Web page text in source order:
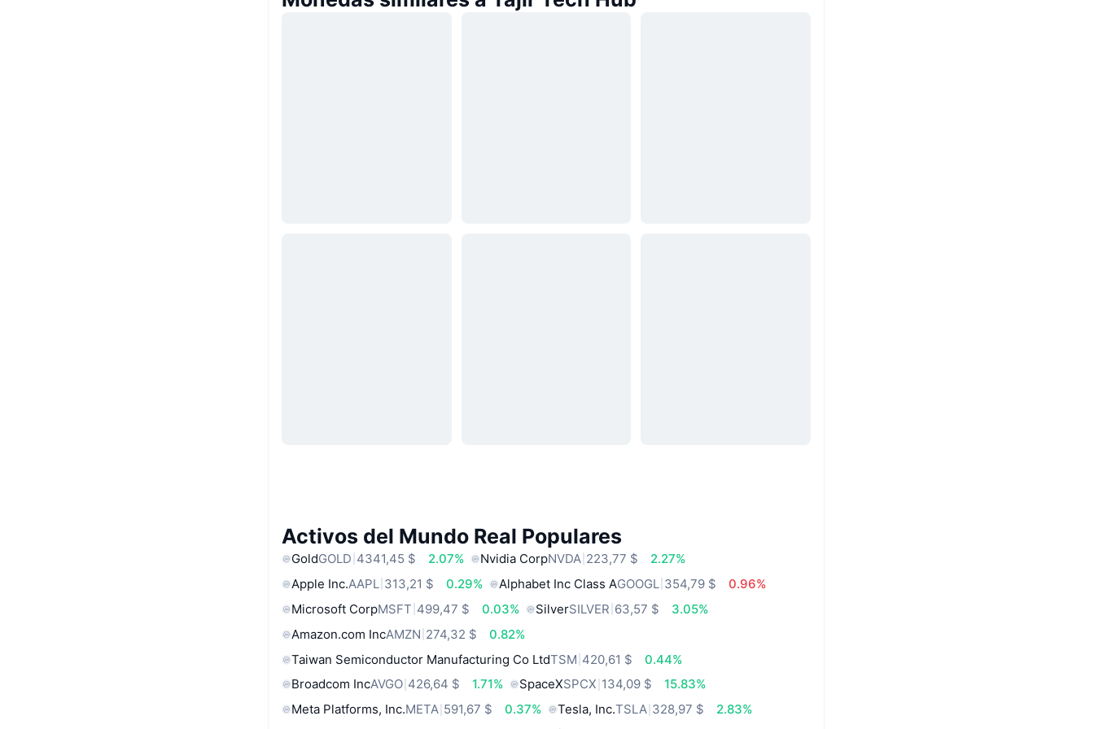
Activos del Mundo Real Populares
GoldGOLD 4341,45 $ 2.07% Nvidia CorpNVDA 223,77 $
2.27%
Apple Inc.AAPL 313,21 $ 0.29% Alphabet Inc Class AGOOGL 354,79 $
0.96%
Microsoft CorpMSFT 499,47 $ 0.03% SilverSILVER 63,57 $
3.05%
Amazon.com IncAMZN 274,32 $
0.82%
Taiwan Semiconductor Manufacturing Co LtdTSM 420,61 $
0.44%
Broadcom IncAVGO 426,64 $ 1.71% SpaceXSPCX 134,09 $
15.83%
Meta Platforms, Inc.META 591,67 $ 0.37% Tesla, Inc.TSLA 328,97 $
2.83%